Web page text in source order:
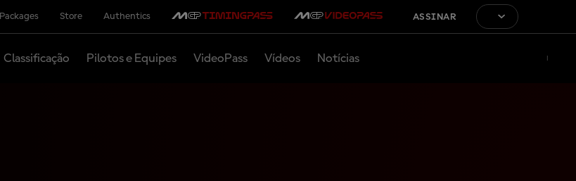
Packages Store Authentics ASSINAR
Classificação Pilotos e Equipes VideoPass Vídeos Notícias